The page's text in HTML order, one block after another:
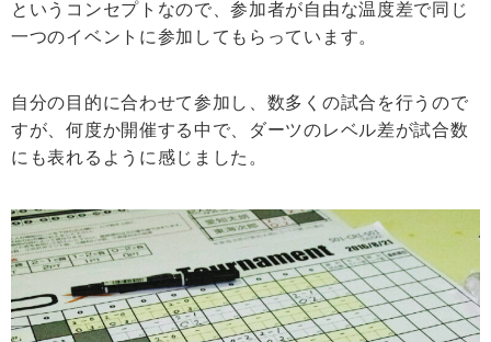
というコンセプトなので、参加者が自由な温度差で同じ
一つのイベントに参加してもらっています。
自分の目的に合わせて参加し、数多くの試合を行うので
すが、何度か開催する中で、ダーツのレベル差が試合数
にも表れるように感じました。